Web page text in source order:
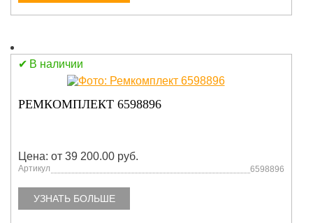
В наличии
РЕМКОМПЛЕКТ 6598896
Цена: от 39 200.00 руб.
Артикул 6598896
УЗНАТЬ БОЛЬШЕ